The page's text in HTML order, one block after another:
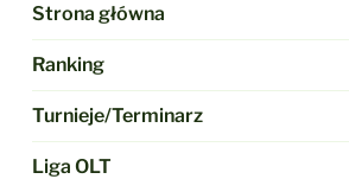
Strona główna
Ranking
Turnieje/Terminarz
Liga OLT